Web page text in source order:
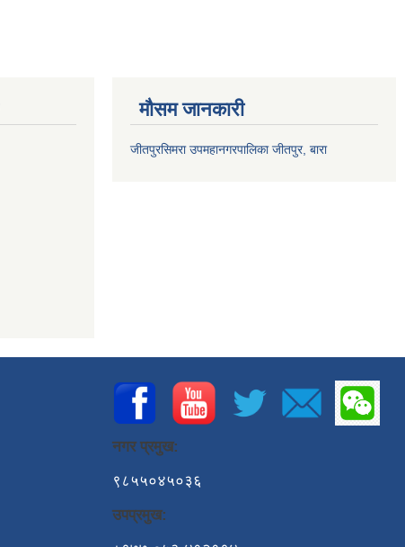
मौसम जानकारी
जीतपुरसिमरा उपमहानगरपालिका जीतपुर, बारा
नगर प्रमुख:
९८५५०४५०३६
उपप्रमुख: